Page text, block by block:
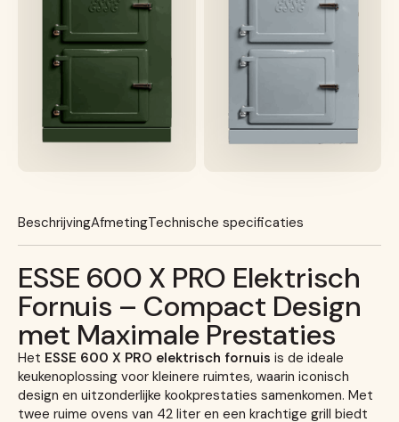
BeschrijvingAfmetingTechnische specificaties
ESSE 600 X PRO Elektrisch
Fornuis – Compact Design
met Maximale Prestaties
Het ESSE 600 X PRO elektrisch fornuis is de ideale
keukenoplossing voor kleinere ruimtes, waarin iconisch
design en uitzonderlijke kookprestaties samenkomen. Met
twee ruime ovens van 42 liter en een krachtige grill biedt